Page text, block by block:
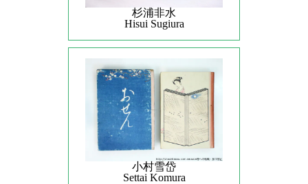
杉浦非水
Hisui Sugiura
小村雪岱
Settai Komura